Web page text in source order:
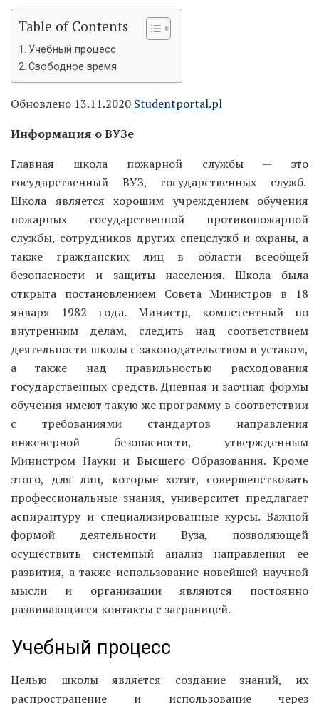
Table of Contents
Учебный процесс
Свободное время
Обновлено 13.11.2020 Studentportal.pl
Информация о ВУЗе
Главная школа пожарной службы — это
государственный ВУЗ, государственных служб.
Школа является хорошим учреждением обучения
пожарных государственной противопожарной
службы, сотрудников других спецслужб и охраны, а
также гражданских лиц в области всеобщей
безопасности и защиты населения. Школа была
открыта постановлением Совета Министров в 18
января 1982 года. Министр, компетентный по
внутренним делам, следить над соответствием
деятельности школы с законодательством и уставом,
а также над правильностью расходования
государственных средств. Дневная и заочная формы
обучения имеют такую же программу в соответствии
с требованиями стандартов направления
инженерной безопасности, утвержденным
Министром Науки и Высшего Образования. Кроме
этого, для лиц, которые хотят, совершенствовать
профессиональные знания, университет предлагает
аспирантуру и специализированные курсы. Важной
формой деятельности Вуза, позволяющей
осуществить системный анализ направления ее
развития, а также использование новейшей научной
мысли и организации являются постоянно
развивающиеся контакты с заграницей.
Учебный процесс
Целью школы является создание знаний, их
распространение и использование через